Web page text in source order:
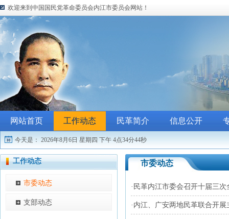
欢迎来到中国国民党革命委员会内江市委员会网站！
网站首页 工作动态 民革简介 信息公开
今天是： 2026年8月6日 星期四 下午 4点34分44秒
工作动态
市委动态
支部动态
市委动态
· 民革内江市委会召开十届三
· 内江、广安两地民革联合开展